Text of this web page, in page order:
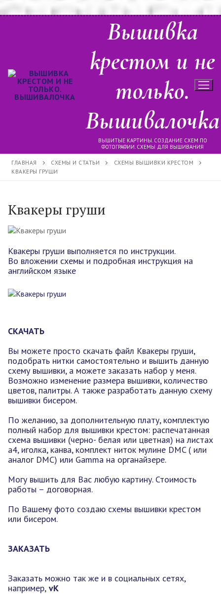
Перейти
Вышивка
крестом и не
только.
Вышивалочка
ВЫШИТЫЕ КАРТИНЫ. СОЗДАНИЕ СХЕМ ПО
ФОТОГРАФИИ. СХЕМЫ ДЛЯ ВЫШИВАНИЯ
ГЛАВНАЯ СХЕМЫ И СТАТЬИ
СХЕМЫ ВЫШИВКИ КРЕСТОМ
КВАКЕРЫ ГРУШИ
Квакеры груши
Квакеры груши выполняется по инструкции.
Во вложении схемы и подробная инструкция на
английском языке
СКАЧАТЬ
Вы можете просто скачать файл Квакеры груши,
подобрать нитки самостоятельно и вышить данную
схему вышивки, а можете заказать набор у меня.
Возможно изменение размера вышивки, количество
цветов, палитры. А также разработать данную схему
вышивки бисером.
По желанию, за дополнительную плату, комплектую
полный набор для вышивки крестом: распечатанная
схема вышивки (черно- белая или цветная) на листах
а4, иголка, канва, комплект ниток мулине DMC ( или
аналог DMC) или Gamma на органайзере.
Могу вышить для Вас любую картину. Стоимость
работы – договорная.
По Вашему фото создаю схемы вышивки крестом
или бисером.
ЗАКАЗАТЬ
Заказать можно так же и в социальных сетях,
например, vK